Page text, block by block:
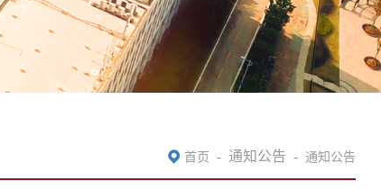
首页 - 通知公告 - 通知公告